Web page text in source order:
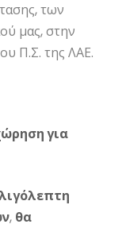
των
μας, στην
Π.Σ. της ΛΑΕ.
για
, θα